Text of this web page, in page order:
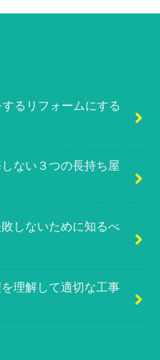
るリフォームにする
ない３つの長持ち屋
しないために知るべ
理解して適切な工事